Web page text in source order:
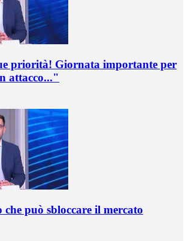
priorità! Giornata importante per
attacco..."
può sbloccare il mercato